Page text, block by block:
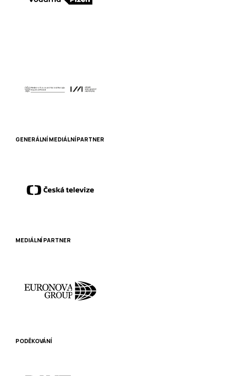
GENERÁLNÍ MEDIÁLNÍ PARTNER
MEDIÁLNÍ PARTNER
PODĚKOVÁNÍ